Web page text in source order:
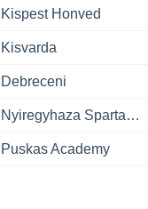
Kispest Honved
Kisvarda
Debreceni
Nyiregyhaza Spartacus
Puskas Academy